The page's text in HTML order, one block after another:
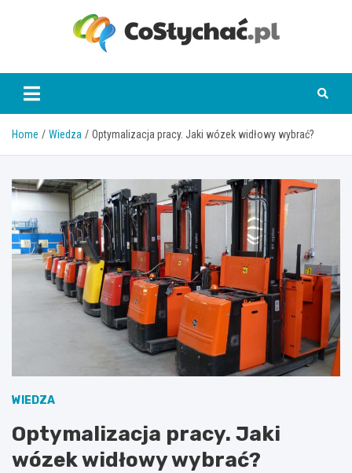
coslychac.pl
Home Wiedza Optymalizacja pracy. Jaki wózek widłowy wybrać?
WIEDZA
Optymalizacja pracy. Jaki
wózek widłowy wybrać?